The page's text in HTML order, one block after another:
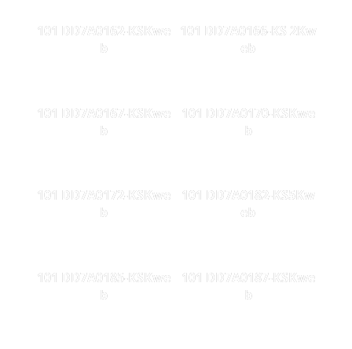
101 DD7A0162-KSKwe
b
101 DD7A0166-KS 2Kw
eb
101 DD7A0167-KSKwe
b
101 DD7A0170-KSKwe
b
101 DD7A0172-KSKwe
b
101 DD7A0182-KS5Kw
eb
101 DD7A0185-KSKwe
b
101 DD7A0187-KSKwe
b